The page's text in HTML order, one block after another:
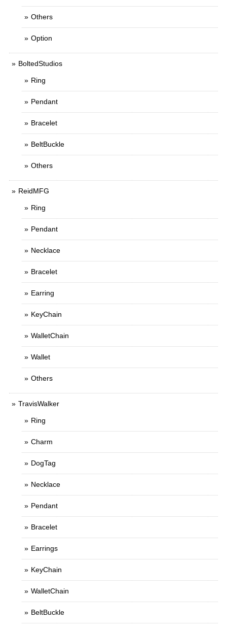
Others
Option
BoltedStudios
Ring
Pendant
Bracelet
BeltBuckle
Others
ReidMFG
Ring
Pendant
Necklace
Bracelet
Earring
KeyChain
WalletChain
Wallet
Others
TravisWalker
Ring
Charm
DogTag
Necklace
Pendant
Bracelet
Earrings
KeyChain
WalletChain
BeltBuckle